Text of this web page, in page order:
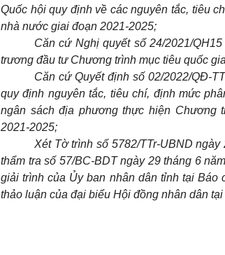
Quốc hội quy định về các nguyên tắc, tiêu
nhà nước giai đoạn 2021-2025;
Căn cứ Nghị quyết số 24/2021/
trương đầu tư Chương trình mục tiêu quốc
Căn cứ Quyết định số 02/2022/QĐ-
quy định nguyên tắc, tiêu chí, định mức
ngân sách địa phương thực hiện Chương
2021-2025;
Xét Tờ trình số 5782/TTr-UBND
thẩm tra số 57/BC-BDT ngày 29 tháng 6
giải trình của Ủy ban nhân dân tỉnh tại Báo
thảo luận của đại biểu Hội đồng nhân dân tại